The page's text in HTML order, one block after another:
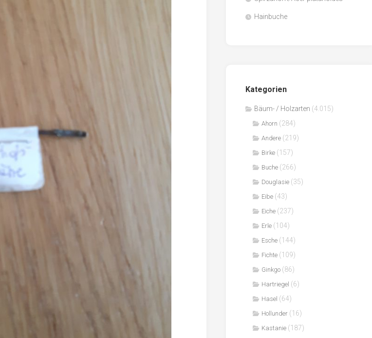
Mammutbaum
Nuss
Pappel
Platane
Hainbuche
Kategorien
Bäum- / Holzarten (4.015)
Ahorn (284)
Andere (219)
Birke (157)
Buche (266)
Douglasie (35)
Eibe (43)
Eiche (237)
Erle (104)
Esche (144)
Fichte (109)
Ginkgo (86)
Hartriegel (6)
Hasel (64)
Hollunder (16)
Kastanie (187)